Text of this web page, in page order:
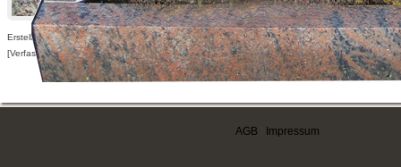
Erstellt am 18.05.2009,
[Verfasser nur für angemeldete Benutzer sichtbar]
AGB Impressum